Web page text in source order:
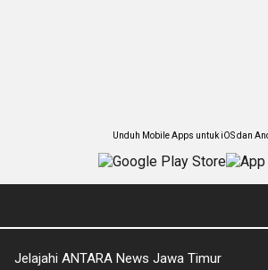
Unduh Mobile Apps untuk iOS dan
Jelajahi ANTARA News Jawa Timur